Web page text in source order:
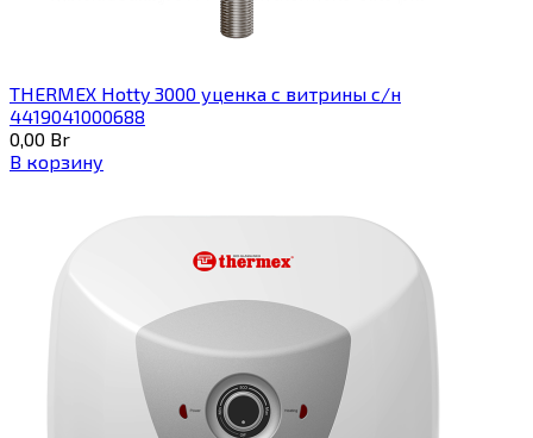
THERMEX Hotty 3000 уценка с витрины с/н
4419041000688
0,00 Br
В корзину